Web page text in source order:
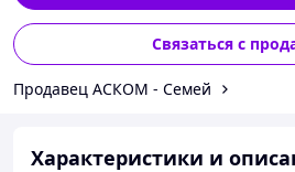
Связаться с
Продавец АСКОМ - Семей
Характеристики и